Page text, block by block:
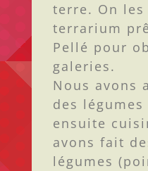
terre. On les
terrarium
Pellé pour
galeries.
Nous avons
des
ensuite
avons fait
légumes